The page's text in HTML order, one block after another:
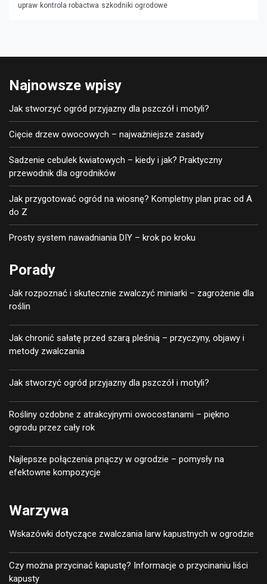
upraw kontrola robactwa szkodniki ogrodowe
Najnowsze wpisy
Jak stworzyć ogród przyjazny dla pszczół i motyli?
Cięcie drzew owocowych – najważniejsze zasady
Sadzenie cebulek kwiatowych – kiedy i jak? Praktyczny
przewodnik dla ogrodników
Jak przygotować ogród na wiosnę? Kompletny plan prac od A
do Z
Prosty system nawadniania DIY – krok po kroku
Porady
Jak rozpoznać i skutecznie zwalczyć miniarki – zagrożenie dla
roślin
Jak chronić sałatę przed szarą pleśnią – przyczyny, objawy i
metody zwalczania
Jak stworzyć ogród przyjazny dla pszczół i motyli?
Rośliny ozdobne z atrakcyjnymi owocostanami – piękno
ogrodu przez cały rok
Najlepsze połączenia pnączy w ogrodzie – pomysły na
efektowne kompozycje
Warzywa
Wskazówki dotyczące zwalczania larw kapustnych w ogrodzie
Czy można przycinać kapustę? Informacje o przycinaniu liści
kapusty